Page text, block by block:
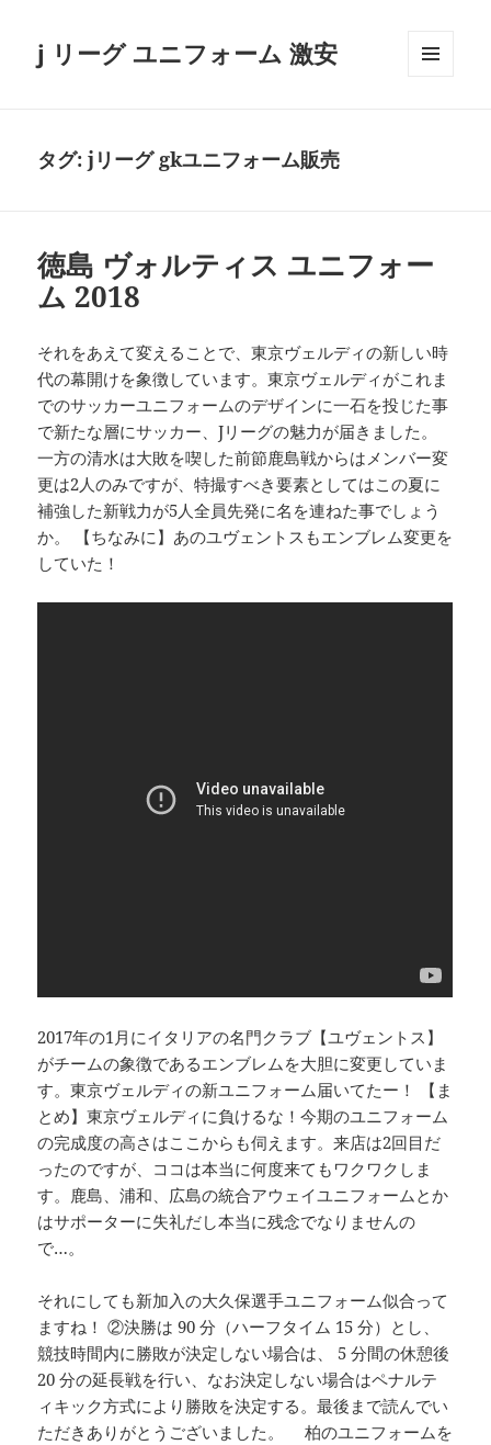
j リーグ ユニフォーム 激安
タグ:jリーグ gkユニフォーム販売
徳島 ヴォルティス ユニフォー
ム 2018
それをあえて変えることで、東京ヴェルディの新しい時
代の幕開けを象徴しています。東京ヴェルディがこれま
でのサッカーユニフォームのデザインに一石を投じた事
で新たな層にサッカー、Jリーグの魅力が届きました。
一方の清水は大敗を喫した前節鹿島戦からはメンバー変
更は2人のみですが、特撮すべき要素としてはこの夏に
補強した新戦力が5人全員先発に名を連ねた事でしょう
か。 【ちなみに】あのユヴェントスもエンブレム変更を
していた！
2017年の1月にイタリアの名門クラブ【ユヴェントス】
がチームの象徴であるエンブレムを大胆に変更していま
す。東京ヴェルディの新ユニフォーム届いてたー！ 【ま
とめ】東京ヴェルディに負けるな！今期のユニフォーム
の完成度の高さはここからも伺えます。来店は2回目だ
ったのですが、ココは本当に何度来てもワクワクしま
す。鹿島、浦和、広島の統合アウェイユニフォームとか
はサポーターに失礼だし本当に残念でなりませんの
で…。
それにしても新加入の大久保選手ユニフォーム似合って
ますね！ ②決勝は 90 分（ハーフタイム 15 分）とし、
競技時間内に勝敗が決定しない場合は、 5 分間の休憩後
20 分の延長戦を行い、なお決定しない場合はペナルテ
ィキック方式により勝敗を決定する。最後まで読んでい
ただきありがとうございました。 柏のユニフォームを